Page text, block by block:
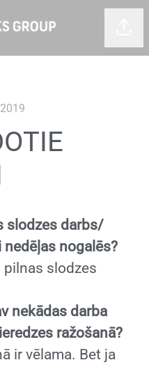
slodzes darbs/
nogalēs?
pilnas slodzes
nekādas darba
ražošanā?
ir vēlama. Bet ja